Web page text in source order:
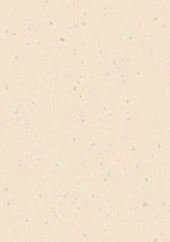
Рождение ребенка filter
filter
filter
filter
и близким filter
filter